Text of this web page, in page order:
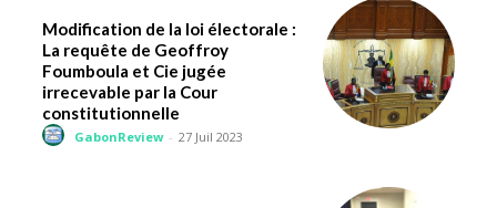
Modification de la loi électorale :
La requête de Geoffroy
Foumboula et Cie jugée
irrecevable par la Cour
constitutionnelle
GabonReview - 27 Juil 2023